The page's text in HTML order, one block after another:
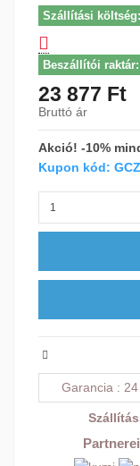
Szállítási
Beszállítói
23 877 Ft
Bruttó ár
Akció! -10%
Kupon kód:
Garancia